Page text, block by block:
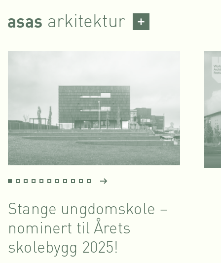
content
asas arkitektur
Stange ungdomskole –
nominert til Årets
skolebygg 2025!